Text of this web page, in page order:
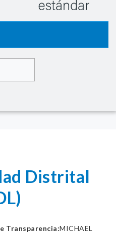
Distrital
Transparencia:MICHAEL